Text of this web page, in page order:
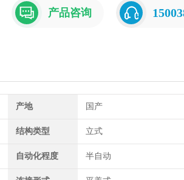
并且与物料接触部件全部采用耐高温、耐腐
四氟乙烯材料，特别适用于容易分解变性的
产品咨询
产地 国产
结构类型 立式
自动化程度 半自动